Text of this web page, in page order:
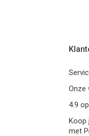
Onze
4.9
Koop
met